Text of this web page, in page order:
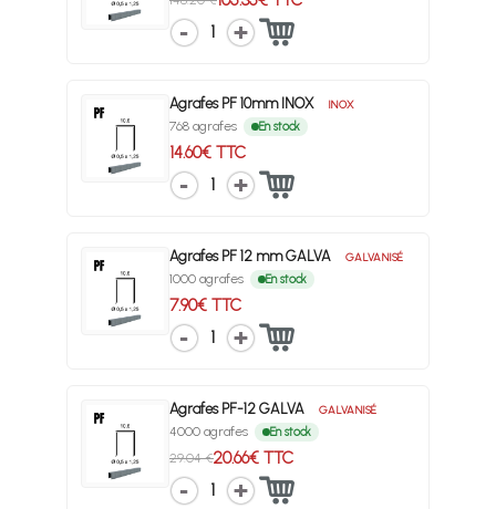
1
Agrafes PF 10mm INOX INOX
768 agrafes En stock
14.60€ TTC
1
Agrafes PF 12 mm GALVA GALVANISÉ
1000 agrafes En stock
7.90€ TTC
1
Agrafes PF-12 GALVA GALVANISÉ
4000 agrafes En stock
29.04 €20.66€ TTC
1